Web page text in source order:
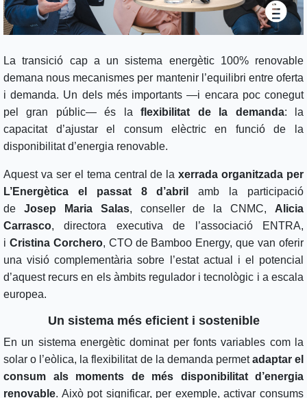
La transició cap a un sistema energètic 100% renovable
demana nous mecanismes per mantenir l’equilibri entre oferta
i demanda. Un dels més importants —i encara poc conegut
pel gran públic— és laflexibilitat de la demanda: la
capacitat d’ajustar el consum elèctric en funció de la
disponibilitat d’energia renovable.
Aquest va ser el tema central de laxerrada organitzada per
L’Energètica el passat 8 d’abril
amb la participació
de Josep Maria Salas, conseller de la CNMC, Alicia
Carrasco, directora executiva de l’associació ENTRA,
i Cristina Corchero, CTO de Bamboo Energy, que van oferir
una visió complementària sobre l’estat actual i el potencial
d’aquest recurs en els àmbits regulador i tecnològic i a escala
europea.
Un sistema més eficient i sostenible
En un sistema energètic dominat per fonts variables com la
solar o l’eòlica, la flexibilitat de la demanda permetadaptar el
consum als moments de més disponibilitat d’energia
renovable. Això pot significar, per exemple, activar consums